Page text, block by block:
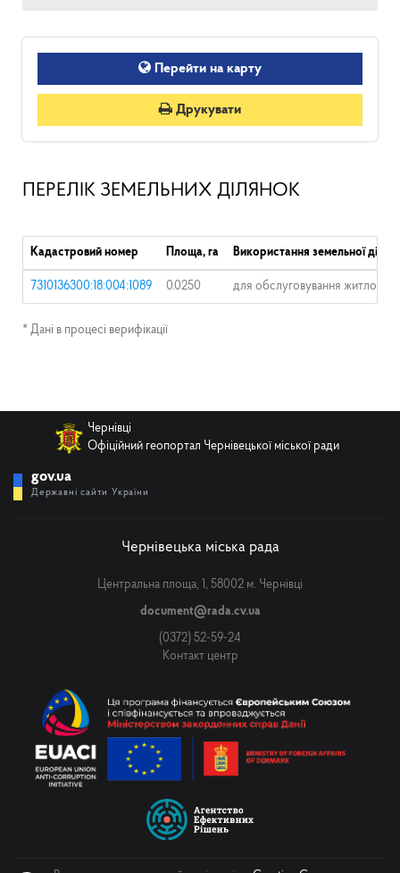
Перейти на карту
Друкувати
ПЕРЕЛІК ЗЕМЕЛЬНИХ ДІЛЯНОК
Кадастровий номер Площа, га Використання земельної
7310136300:18:004:1089 0.0250 для обслуговування
* Дані в процесі верифікації
Чернівці
Офіційний геопортал Чернівецької міської ради
gov.ua
Державні сайти України
Чернівецька міська рада
Центральна площа, 1, 58002 м. Чернівці
document@rada.cv.ua
(0372) 52-59-24
Контакт центр